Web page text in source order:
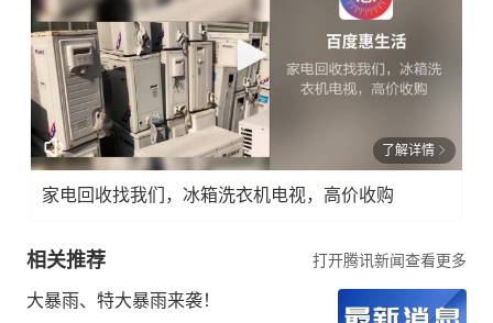
了解详情
家电回收找我们，冰箱洗衣机电视，高价收购
相关推荐 打开腾讯新闻查看更多
大暴雨、特大暴雨来袭！